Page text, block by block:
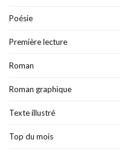
Poésie
Première lecture
Roman
Roman graphique
Texte illustré
Top du mois